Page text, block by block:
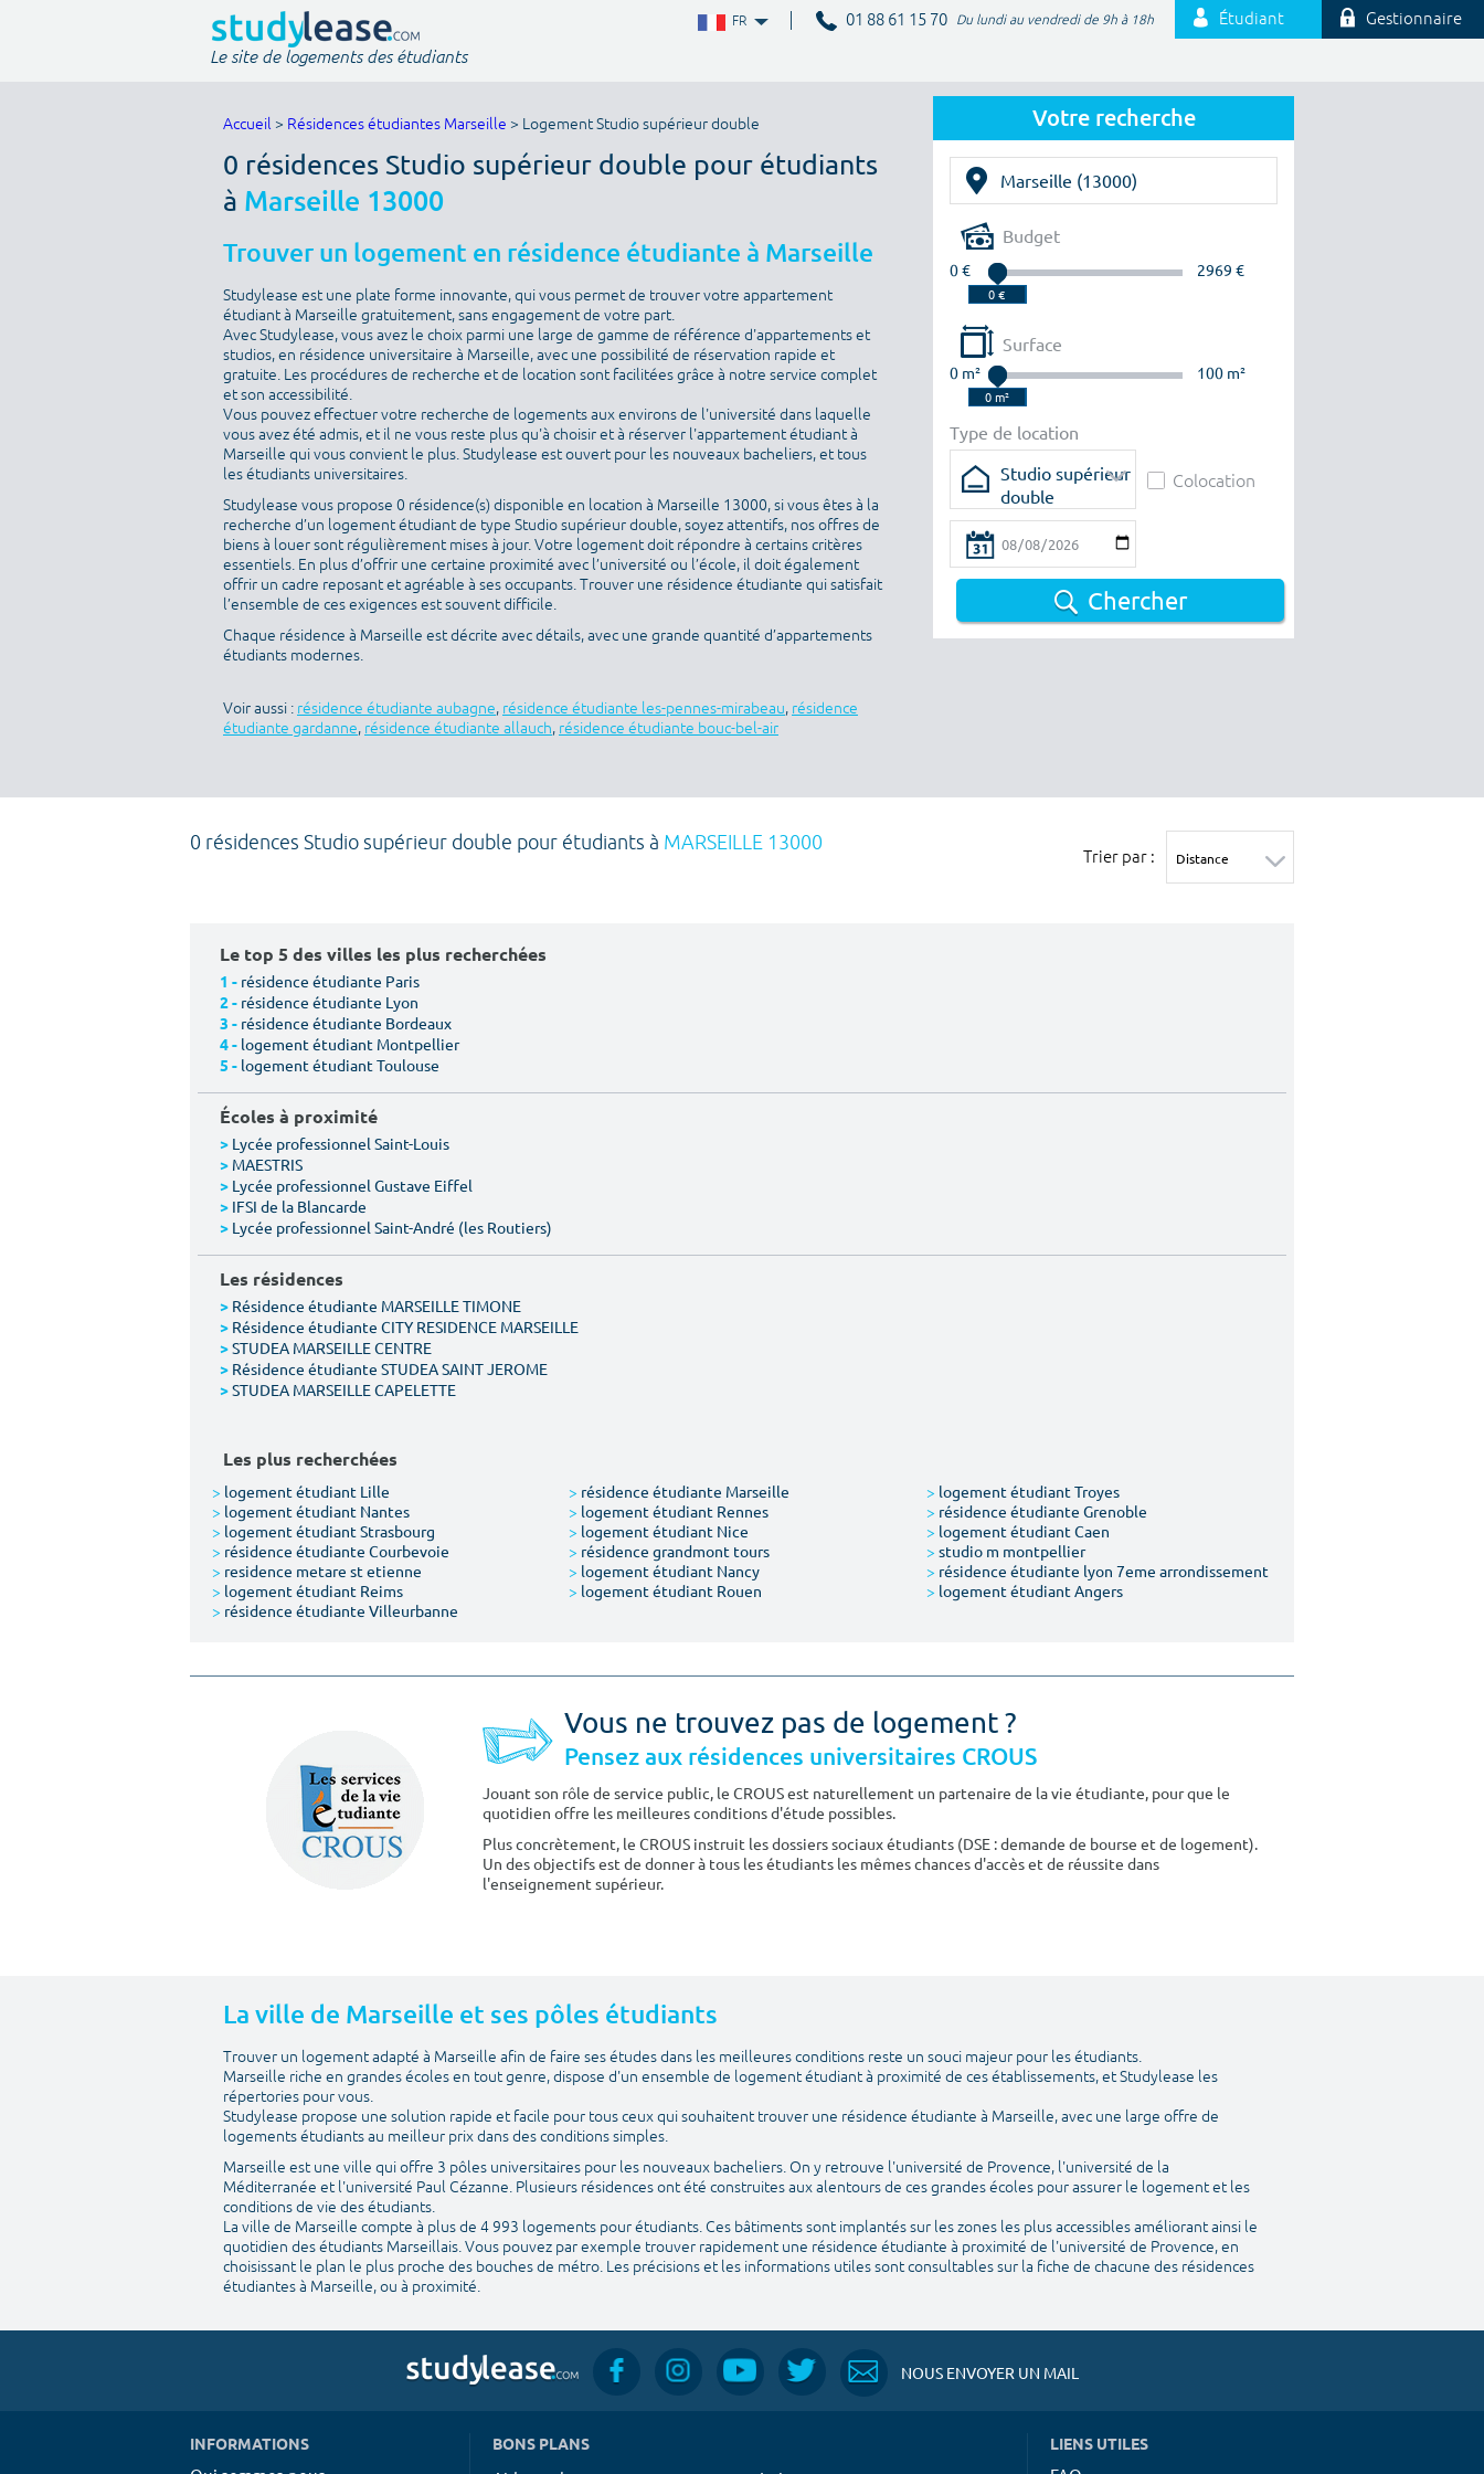
FR 01 88 61 15 70 Du lundi au vendredi de 9h à 18h Étudiant Gestionnaire
Le site de logements des étudiants
Votre recherche
Budget
0 € 2969 €
Surface
0 m² 100 m²
Type de location
Studio supérieur
double
Colocation
Chercher
Accueil > Résidences étudiantes Marseille > Logement Studio supérieur double
0 résidences Studio supérieur double pour étudiants
à Marseille 13000
Trouver un logement en résidence étudiante à Marseille
Studylease est une plate forme innovante, qui vous permet de trouver votre appartement
étudiant à Marseille gratuitement, sans engagement de votre part.
Avec Studylease, vous avez le choix parmi une large de gamme de référence d'appartements et
studios, en résidence universitaire à Marseille, avec une possibilité de réservation rapide et
gratuite. Les procédures de recherche et de location sont facilitées grâce à notre service complet
et son accessibilité.
Vous pouvez effectuer votre recherche de logements aux environs de l'université dans laquelle
vous avez été admis, et il ne vous reste plus qu'à choisir et à réserver l'appartement étudiant à
Marseille qui vous convient le plus. Studylease est ouvert pour les nouveaux bacheliers, et tous
les étudiants universitaires.
Studylease vous propose 0 résidence(s) disponible en location à Marseille 13000, si vous êtes à la
recherche d’un logement étudiant de type Studio supérieur double, soyez attentifs, nos offres de
biens à louer sont régulièrement mises à jour. Votre logement doit répondre à certains critères
essentiels. En plus d’offrir une certaine proximité avec l’université ou l’école, il doit également
offrir un cadre reposant et agréable à ses occupants. Trouver une résidence étudiante qui satisfait
l’ensemble de ces exigences est souvent difficile.
Chaque résidence à Marseille est décrite avec détails, avec une grande quantité d’appartements
étudiants modernes.
Voir aussi : résidence étudiante aubagne, résidence étudiante les-pennes-mirabeau, résidence
étudiante gardanne, résidence étudiante allauch, résidence étudiante bouc-bel-air
0 résidences Studio supérieur double pour étudiants à MARSEILLE 13000
Trier par :
Le top 5 des villes les plus recherchées
1 - résidence étudiante Paris
2 - résidence étudiante Lyon
3 - résidence étudiante Bordeaux
4 - logement étudiant Montpellier
5 - logement étudiant Toulouse
Écoles à proximité
> Lycée professionnel Saint-Louis
> MAESTRIS
> Lycée professionnel Gustave Eiffel
> IFSI de la Blancarde
> Lycée professionnel Saint-André (les Routiers)
Les résidences
> Résidence étudiante MARSEILLE TIMONE
> Résidence étudiante CITY RESIDENCE MARSEILLE
>STUDEA MARSEILLE CENTRE
> Résidence étudiante STUDEA SAINT JEROME
>STUDEA MARSEILLE CAPELETTE
Les plus recherchées
> logement étudiant Lille > résidence étudiante Marseille > logement étudiant Troyes
> logement étudiant Nantes > logement étudiant Rennes > résidence étudiante Grenoble
> logement étudiant Strasbourg > logement étudiant Nice > logement étudiant Caen
> résidence étudiante Courbevoie > résidence grandmont tours > studio m montpellier
> residence metare st etienne > logement étudiant Nancy > résidence étudiante lyon 7eme arrondissement
> logement étudiant Reims > logement étudiant Rouen > logement étudiant Angers
> résidence étudiante Villeurbanne
Vous ne trouvez pas de logement ?
Pensez aux résidences universitaires CROUS
Jouant son rôle de service public, le CROUS est naturellement un partenaire de la vie étudiante, pour que le
quotidien offre les meilleures conditions d'étude possibles.
Plus concrètement, le CROUS instruit les dossiers sociaux étudiants (DSE : demande de bourse et de logement).
Un des objectifs est de donner à tous les étudiants les mêmes chances d'accès et de réussite dans
l'enseignement supérieur.
La ville de Marseille et ses pôles étudiants
Trouver un logement adapté à Marseille afin de faire ses études dans les meilleures conditions reste un souci majeur pour les étudiants.
Marseille riche en grandes écoles en tout genre, dispose d'un ensemble de logement étudiant à proximité de ces établissements, et Studylease les
répertories pour vous.
Studylease propose une solution rapide et facile pour tous ceux qui souhaitent trouver une résidence étudiante à Marseille, avec une large offre de
logements étudiants au meilleur prix dans des conditions simples.
Marseille est une ville qui offre 3 pôles universitaires pour les nouveaux bacheliers. On y retrouve l'université de Provence, l'université de la
Méditerranée et l'université Paul Cézanne. Plusieurs résidences ont été construites aux alentours de ces grandes écoles pour assurer le logement et les
conditions de vie des étudiants.
La ville de Marseille compte à plus de 4 993 logements pour étudiants. Ces bâtiments sont implantés sur les zones les plus accessibles améliorant ainsi le
quotidien des étudiants Marseillais. Vous pouvez par exemple trouver rapidement une résidence étudiante à proximité de l'université de Provence, en
choisissant le plan le plus proche des bouches de métro. Les précisions et les informations utiles sont consultables sur la fiche de chacune des résidences
étudiantes à Marseille, ou à proximité.
NOUS ENVOYER UN MAIL
INFORMATIONS BONS PLANS LIENS UTILES